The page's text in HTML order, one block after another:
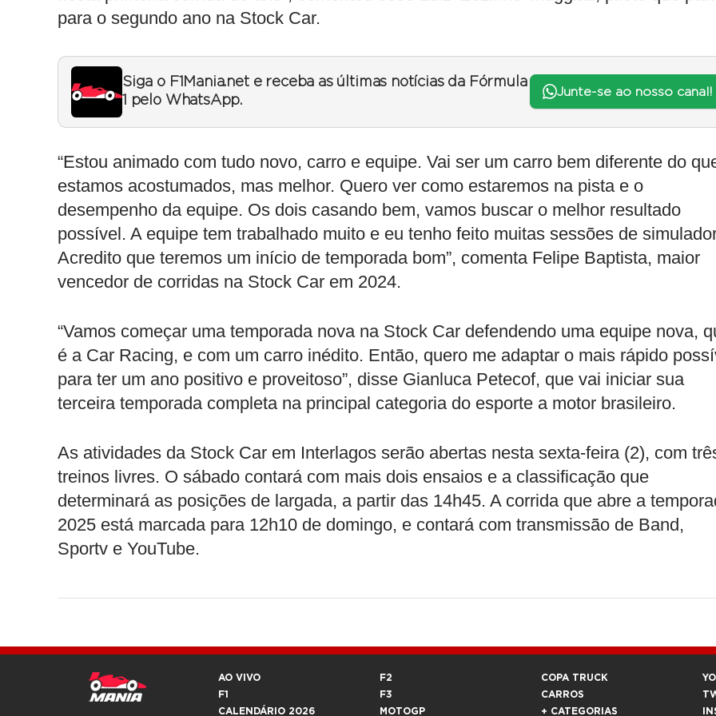
para o segundo ano na Stock Car.
Siga o F1Mania.net e receba as últimas notícias da Fórmula
1 pelo WhatsApp.
Junte-se ao nosso canal!
“Estou animado com tudo novo, carro e equipe. Vai ser um carro bem diferente do
estamos acostumados, mas melhor. Quero ver como estaremos na pista e o
desempenho da equipe. Os dois casando bem, vamos buscar o melhor resultado
possível. A equipe tem trabalhado muito e eu tenho feito muitas sessões de
Acredito que teremos um início de temporada bom”, comenta Felipe Baptista, maior
vencedor de corridas na Stock Car em 2024.
“Vamos começar uma temporada nova na Stock Car defendendo uma equipe nova,
é a Car Racing, e com um carro inédito. Então, quero me adaptar o mais rápido
para ter um ano positivo e proveitoso”, disse Gianluca Petecof, que vai iniciar sua
terceira temporada completa na principal categoria do esporte a motor brasileiro.
As atividades da Stock Car em Interlagos serão abertas nesta sexta-feira (2), com
treinos livres. O sábado contará com mais dois ensaios e a classificação que
determinará as posições de largada, a partir das 14h45. A corrida que abre a
2025 está marcada para 12h10 de domingo, e contará com transmissão de Band,
Sportv e YouTube.
AO VIVO
F1
CALENDÁRIO 2026
F2
F3
MOTOGP
COPA TRUCK
CARROS
+ CATEGORIAS